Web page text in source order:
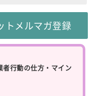
トメルマガ登録
者行動の仕方・マイン